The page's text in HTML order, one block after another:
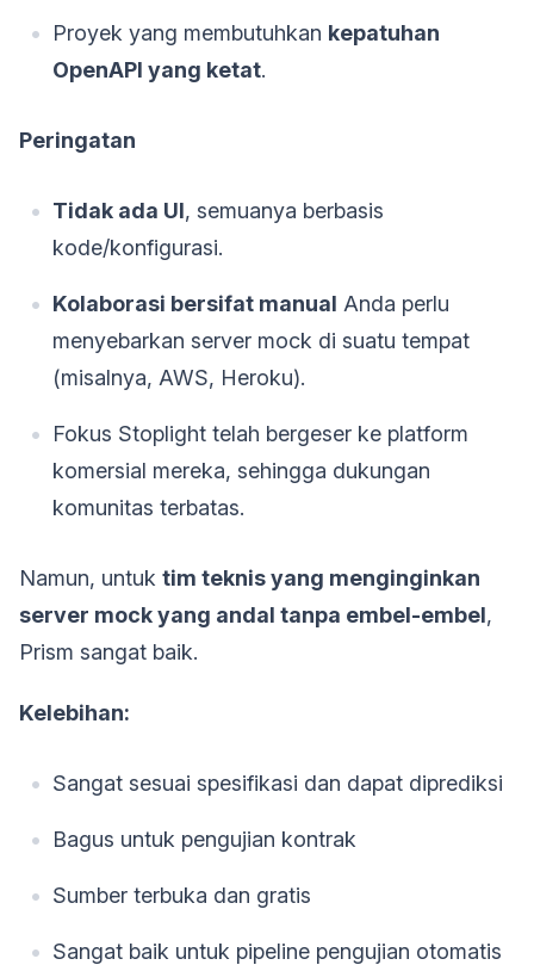
Proyek yang membutuhkan kepatuhan
OpenAPI yang ketat.
Peringatan
Tidak ada UI, semuanya berbasis
kode/konfigurasi.
Kolaborasi bersifat manual Anda perlu
menyebarkan server mock di suatu tempat
(misalnya, AWS, Heroku).
Fokus Stoplight telah bergeser ke platform
komersial mereka, sehingga dukungan
komunitas terbatas.
Namun, untuk tim teknis yang menginginkan
server mock yang andal tanpa embel-embel,
Prism sangat baik.
Kelebihan:
Sangat sesuai spesifikasi dan dapat diprediksi
Bagus untuk pengujian kontrak
Sumber terbuka dan gratis
Sangat baik untuk pipeline pengujian otomatis